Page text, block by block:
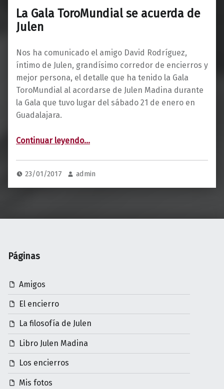
La Gala ToroMundial se acuerda de
Julen
Nos ha comunicado el amigo David Rodríguez,
íntimo de Julen, grandísimo corredor de encierros y
mejor persona, el detalle que ha tenido la Gala
ToroMundial al acordarse de Julen Madina durante
la Gala que tuvo lugar del sábado 21 de enero en
Guadalajara.
Continuar leyendo“La Gala ToroMundial se acuerda de Julen”
…
23/01/2017 admin
Páginas
Amigos
El encierro
La filosofía de Julen
Libro Julen Madina
Los encierros
Mis fotos